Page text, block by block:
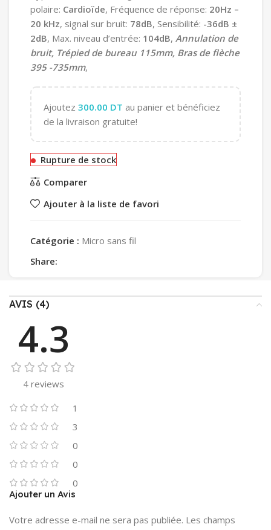
polaire: Cardioïde, Fréquence de réponse: 20Hz –
20 kHz, signal sur bruit: 78dB, Sensibilité: -36dB ±
2dB, Max. niveau d’entrée: 104dB, Annulation de
bruit, Trépied de bureau 115mm, Bras de flèche
395 -735mm,
Ajoutez 300.00 DT au panier et bénéficiez
de la livraison gratuite!
Rupture de stock
Comparer
Ajouter à la liste de favori
Catégorie : Micro sans fil
Share:
AVIS (4)
4.3
4 reviews
1
3
0
0
0
Ajouter un Avis
Votre adresse e-mail ne sera pas publiée. Les champs